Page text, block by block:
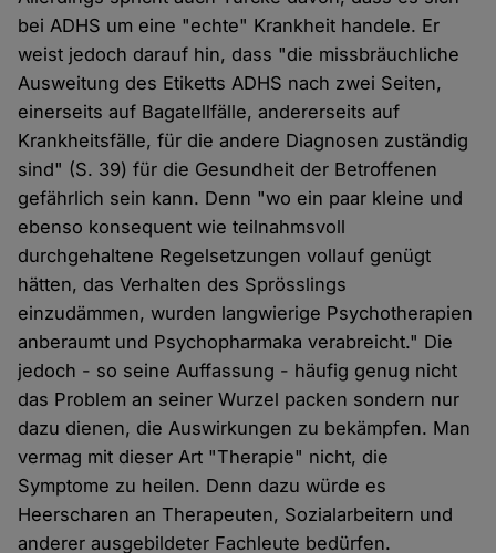
bei ADHS um eine "echte" Krankheit handele. Er
weist jedoch darauf hin, dass "die missbräuchliche
Ausweitung des Etiketts ADHS nach zwei Seiten,
einerseits auf Bagatellfälle, andererseits auf
Krankheitsfälle, für die andere Diagnosen zuständig
sind" (S. 39) für die Gesundheit der Betroffenen
gefährlich sein kann. Denn "wo ein paar kleine und
ebenso konsequent wie teilnahmsvoll
durchgehaltene Regelsetzungen vollauf genügt
hätten, das Verhalten des Sprösslings
einzudämmen, wurden langwierige Psychotherapien
anberaumt und Psychopharmaka verabreicht." Die
jedoch - so seine Auffassung - häufig genug nicht
das Problem an seiner Wurzel packen sondern nur
dazu dienen, die Auswirkungen zu bekämpfen. Man
vermag mit dieser Art "Therapie" nicht, die
Symptome zu heilen. Denn dazu würde es
Heerscharen an Therapeuten, Sozialarbeitern und
anderer ausgebildeter Fachleute bedürfen.